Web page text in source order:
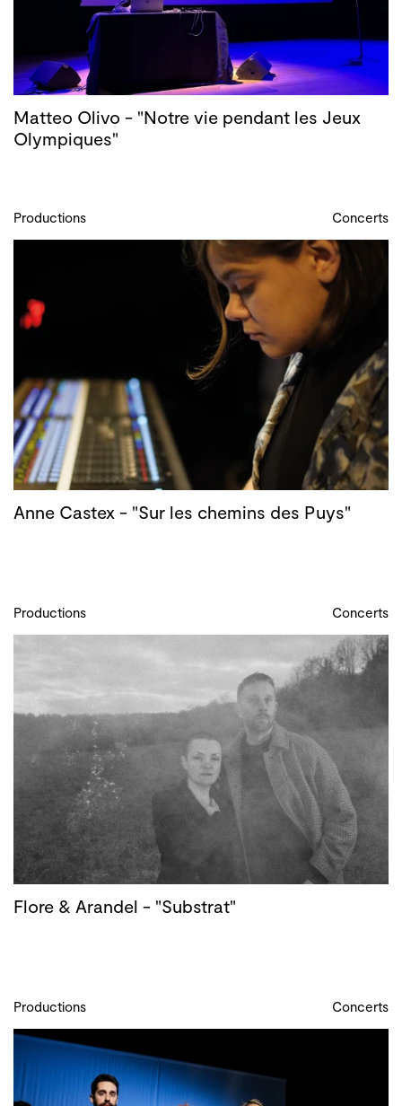
Matteo Olivo - "Notre vie pendant les Jeux
Olympiques"
Productions Concerts
Anne Castex - "Sur les chemins des Puys"
Productions Concerts
Flore & Arandel - "Substrat"
Productions Concerts